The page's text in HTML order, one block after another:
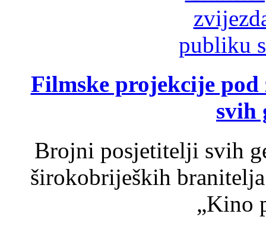
Filmske projekcije
svih
Brojni posjetitelji svih
širokobrijeških
„Kino